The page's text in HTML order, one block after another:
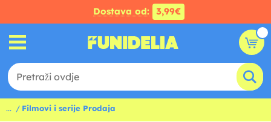
Dostava od: 3,99€
... Filmovi i serije Prodaja